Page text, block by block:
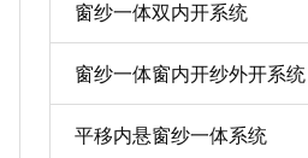
窗纱一体双内开系统
窗纱一体窗内开纱外开系统
平移内悬窗纱一体系统